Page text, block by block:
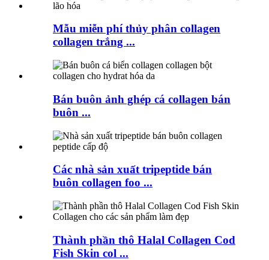
Mẫu miễn phí thủy phân collagen
collagen trắng ...
Bán buôn ảnh ghép cá collagen bán
buôn ...
Các nhà sản xuất tripeptide bán
buôn collagen foo ...
Thành phần thô Halal Collagen Cod
Fish Skin col ...